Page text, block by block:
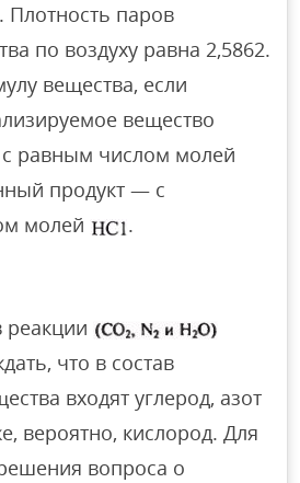
Плотность паров
по воздуху равна 2,5862.
вещества, если
вещество
с равным числом молей
продукт — с
молей
.
реакции
что в состав
входят углерод, азот
вероятно, кислород. Для
вопроса о